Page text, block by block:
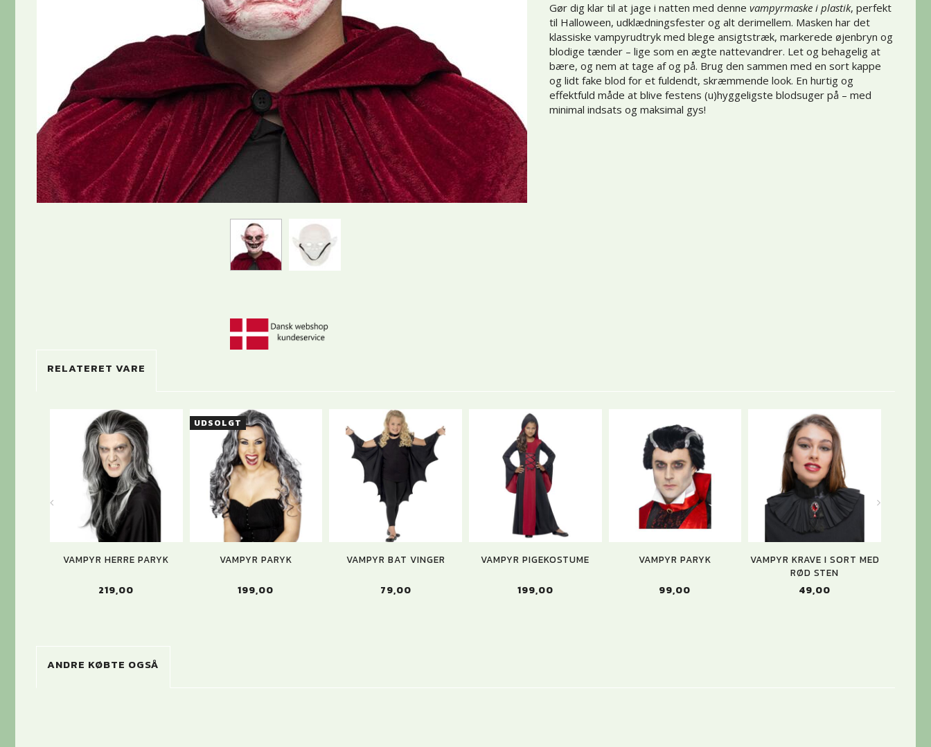
Gør dig klar til at jage i natten med denne vampyrmaske i plastik, perfekt
til Halloween, udklædningsfester og alt derimellem. Masken har det
klassiske vampyrudtryk med blege ansigtstræk, markerede øjenbryn og
blodige tænder – lige som en ægte nattevandrer. Let og behagelig at
bære, og nem at tage af og på. Brug den sammen med en sort kappe
og lidt fake blod for et fuldendt, skræmmende look. En hurtig og
effektfuld måde at blive festens (u)hyggeligste blodsuger på – med
minimal indsats og maksimal gys!
RELATERET VARE
VAMPYR HERRE PARYK
219,00
UDSOLGT
VAMPYR PARYK
199,00
VAMPYR BAT VINGER
79,00
VAMPYR PIGEKOSTUME
199,00
VAMPYR PARYK
99,00
VAMPYR KRAVE I SORT MED
RØD STEN
49,00
ANDRE KØBTE OGSÅ